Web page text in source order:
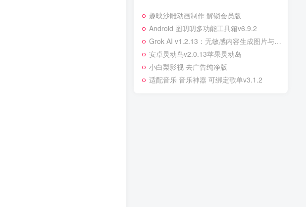
趣映沙雕动画制作 解锁会员版
Android 图叨叨多功能工具箱v6.9.2
‌Grok AI v1.2.13：无敏感内容生成图片与视频的利器‌
安卓灵动鸟v2.0.13苹果灵动岛
小白梨影视 去广告纯净版
适配音乐 音乐神器 可绑定歌单v3.1.2